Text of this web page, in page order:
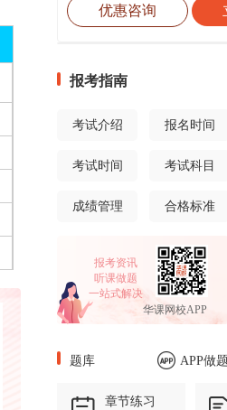
优惠咨询
报考指南
考试介绍 报名时间
考试时间 考试科目
成绩管理 合格标准
报考资讯
听课做题
一站式解决
华课网校APP
题库 APP做题
章节练习